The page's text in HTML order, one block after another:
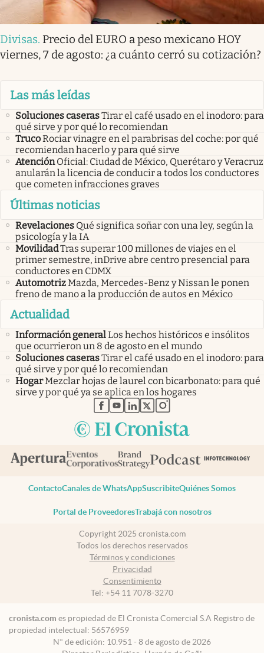
Divisas. Precio del EURO a peso mexicano HOY
viernes, 7 de agosto: ¿a cuánto cerró su cotización?
Las más leídas
Soluciones caserasTirar el café usado en el inodoro: para
qué sirve y por qué lo recomiendan
TrucoRociar vinagre en el parabrisas del coche: por qué
recomiendan hacerlo y para qué sirve
Atención Oficial: Ciudad de México, Querétaro y Veracruz
anularán la licencia de conducir a todos los conductores
que cometen infracciones graves
Últimas noticias
Revelaciones Qué significa soñar con una ley, según la
psicología y la IA
MovilidadTras superar 100 millones de viajes en el
primer semestre, inDrive abre centro presencial para
conductores en CDMX
AutomotrizMazda, Mercedes-Benz y Nissan le ponen
freno de mano a la producción de autos en México
Actualidad
Información generalLos hechos históricos e insólitos
que ocurrieron un 8 de agosto en el mundo
Soluciones caserasTirar el café usado en el inodoro: para
qué sirve y por qué lo recomiendan
HogarMezclar hojas de laurel con bicarbonato: para qué
sirve y por qué ya se aplica en los hogares
abre en nueva pestaña
abre en nueva pestaña
abre en nueva pestaña
abre en nueva pestaña
abre en nueva pestaña
ContactoCanales de WhatsAppSuscribiteQuiénes Somos
Portal de ProveedoresTrabajá con nosotros
Copyright 2025 cronista.com
Todos los derechos reservados
Términos y condiciones
Privacidad
Consentimiento
Tel: +54 11 7078-3270
cronista.com es propiedad de El Cronista Comercial S.A Registro de
propiedad intelectual: 56576959
N° de edición: 10.951 - 8 de agosto de 2026